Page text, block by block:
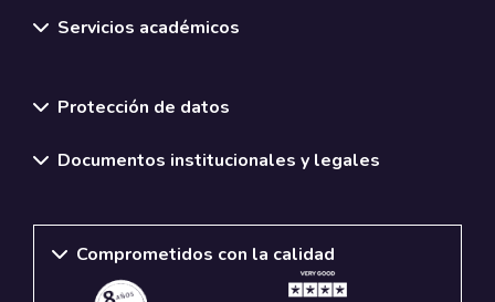
Servicios académicos
Protección de datos
Documentos institucionales y legales
Comprometidos con la calidad